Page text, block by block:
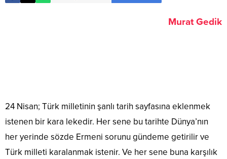
Murat Gedik
24 Nisan; Türk milletinin şanlı tarih sayfasına eklenmek
istenen bir kara lekedir. Her sene bu tarihte Dünya’nın
her yerinde sözde Ermeni sorunu gündeme getirilir ve
Türk milleti karalanmak istenir. Ve her sene buna karşılık